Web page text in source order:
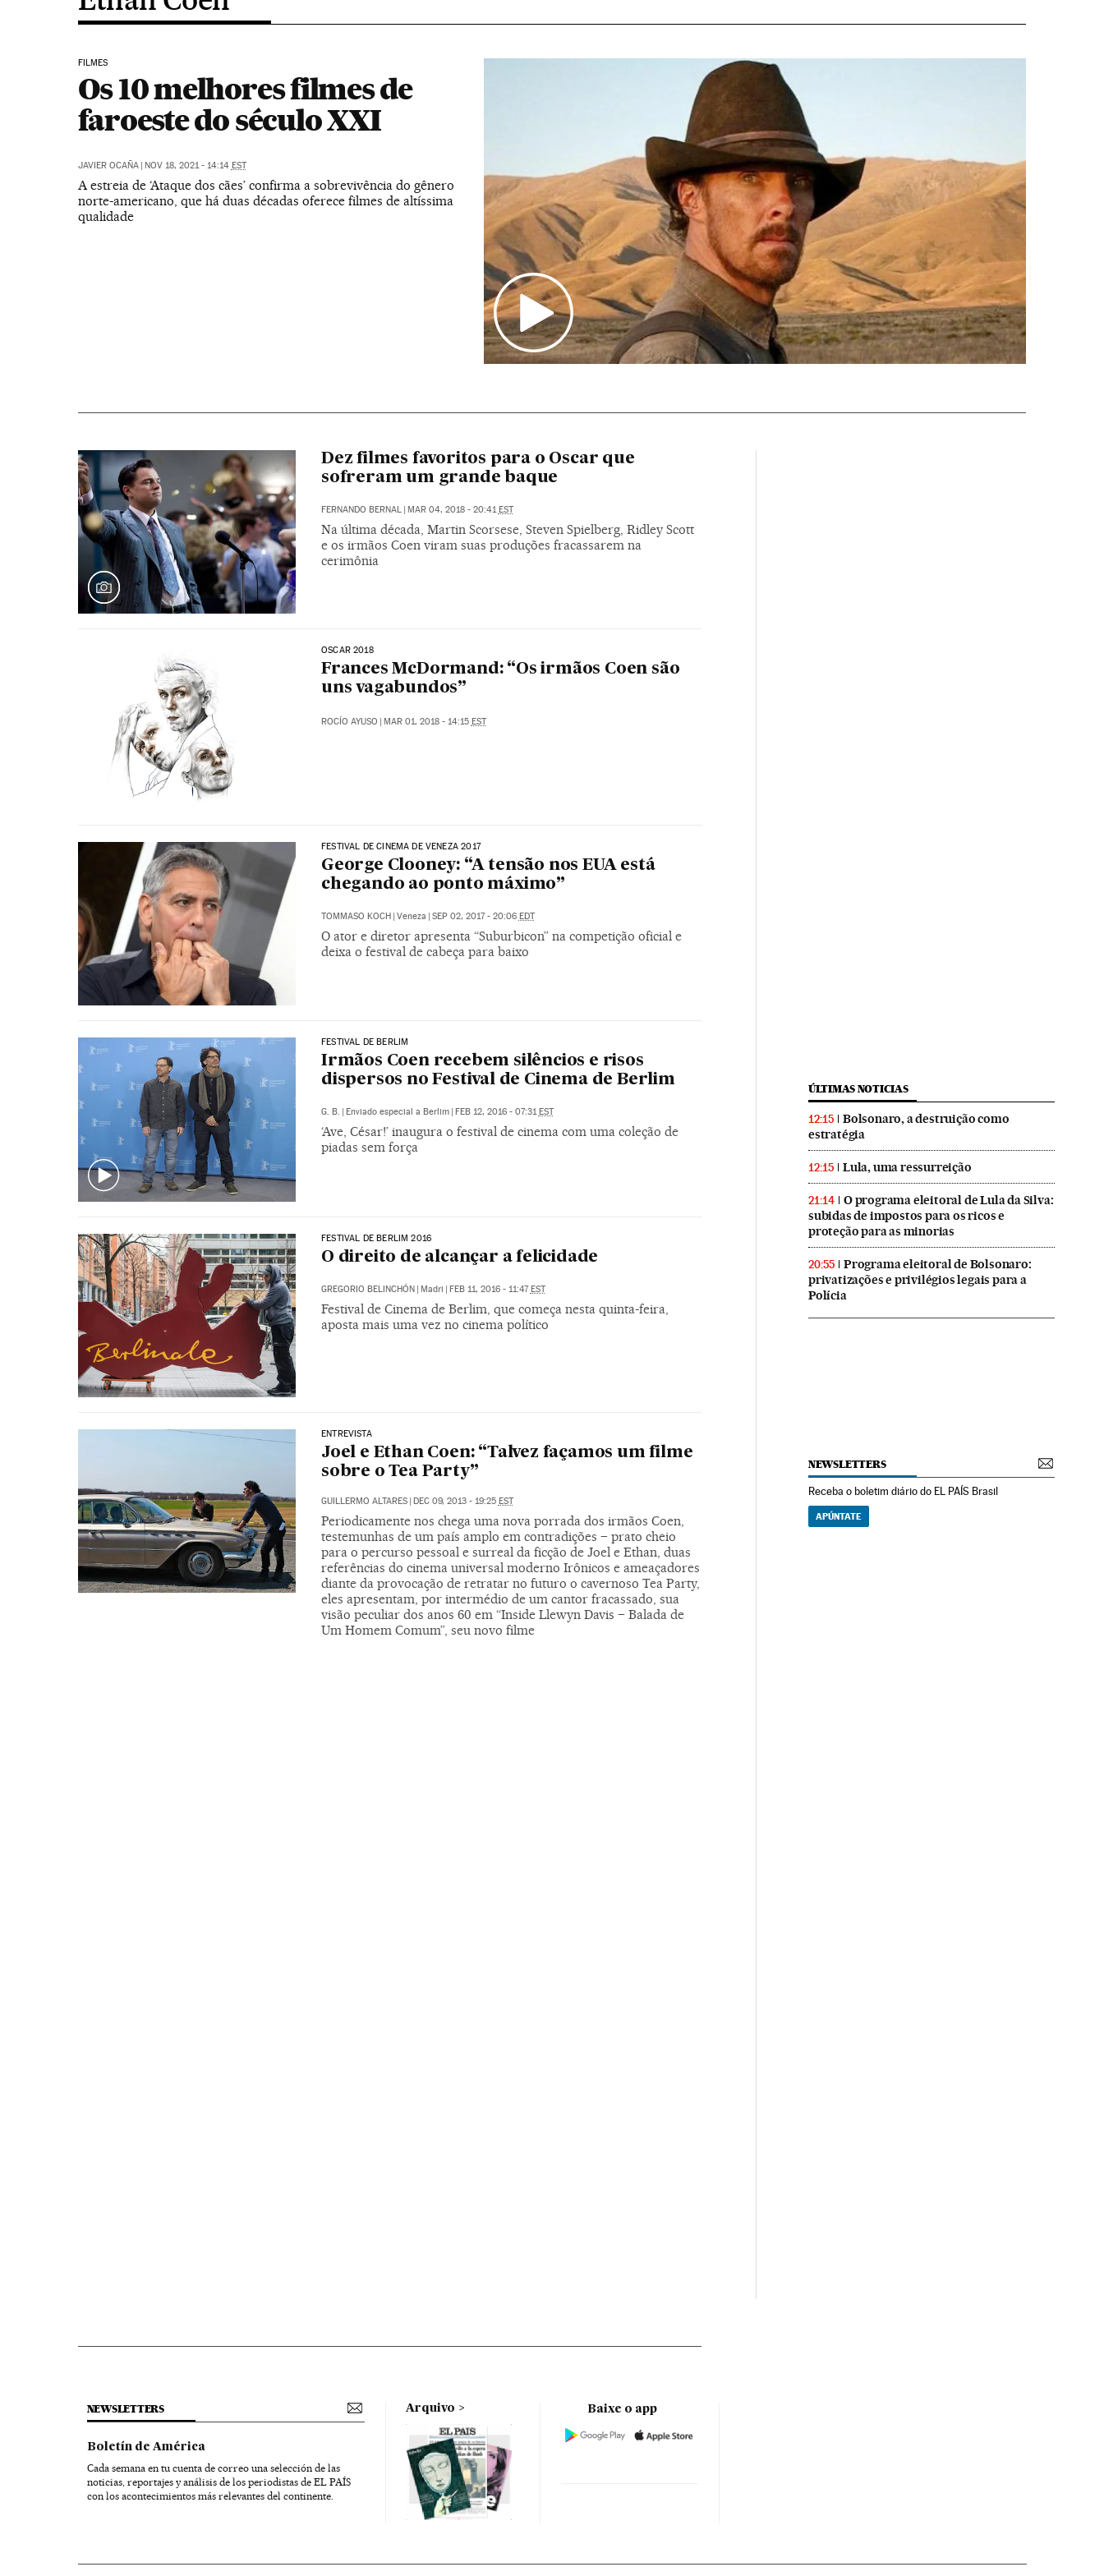
FILMES
Os 10 melhores filmes de
faroeste do século XXI
JAVIER OCAÑA | NOV 18, 2021 - 14:14 EST
A estreia de ‘Ataque dos cães’ confirma a sobrevivência do gênero
norte-americano, que há duas décadas oferece filmes de altíssima
qualidade
Dez filmes favoritos para o Oscar que
sofreram um grande baque
FERNANDO BERNAL | MAR 04, 2018 - 20:41EST
Na última década, Martin Scorsese, Steven Spielberg, Ridley Scott
e os irmãos Coen viram suas produções fracassarem na
cerimônia
OSCAR 2018
Frances McDormand: “Os irmãos Coen são
uns vagabundos”
ROCÍO AYUSO MAR 01, 2018 - 14:15 EST
FESTIVAL DE CINEMA DE VENEZA 2017
George Clooney: “A tensão nos EUA está
chegando ao ponto máximo”
TOMMASO KOCH | Veneza | SEP 02, 2017 - 20:06 EDT
O ator e diretor apresenta “Suburbicon” na competição oficial e
deixa o festival de cabeça para baixo
FESTIVAL DE BERLIM
Irmãos Coen recebem silêncios e risos
dispersos no Festival de Cinema de Berlim
G. B. | Enviado especial a Berlim | FEB 12, 2016 - 07:31EST
‘Ave, César!’ inaugura o festival de cinema com uma coleção de
piadas sem força
FESTIVAL DE BERLIM 2016
O direito de alcançar a felicidade
GREGORIO BELINCHÓN Madri FEB 11, 2016 - 11:47 EST
Festival de Cinema de Berlim, que começa nesta quinta-feira,
aposta mais uma vez no cinema político
ENTREVISTA
Joel e Ethan Coen: “Talvez façamos um filme
sobre o Tea Party”
GUILLERMO ALTARES | DEC 09, 2013 - 19:25 EST
Periodicamente nos chega uma nova porrada dos irmãos Coen,
testemunhas de um país amplo em contradições – prato cheio
para o percurso pessoal e surreal da ficção de Joel e Ethan, duas
referências do cinema universal moderno Irônicos e ameaçadores
diante da provocação de retratar no futuro o cavernoso Tea Party,
eles apresentam, por intermédio de um cantor fracassado, sua
visão peculiar dos anos 60 em “Inside Llewyn Davis – Balada de
Um Homem Comum”, seu novo filme
ÚLTIMAS NOTICIAS
12:15
Bolsonaro, a destruição como
estratégia
12:15 Lula, uma ressurreição
21:14
O programa eleitoral de Lula da Silva:
subidas de impostos para os ricos e
proteção para as minorias
20:55
Programa eleitoral de Bolsonaro:
privatizações e privilégios legais para a
Polícia
NEWSLETTERS
Receba o boletim diário do EL PAÍS Brasil
APÚNTATE
NEWSLETTERS
Boletín de América
Cada semana en tu cuenta de correo una selección de las
noticias, reportajes y análisis de los periodistas de EL PAÍS
con los acontecimientos más relevantes del continente.
Arquivo Baixe o app